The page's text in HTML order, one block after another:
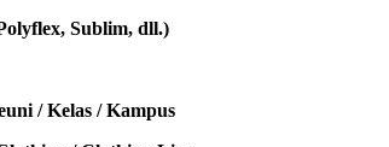
Sublim, dll.)
/ Kelas / Kampus